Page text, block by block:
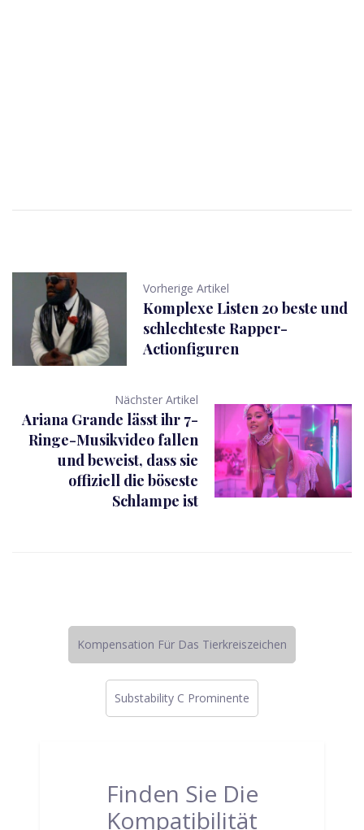
Vorherige Artikel
Komplexe Listen 20 beste und
schlechteste Rapper-
Actionfiguren
Nächster Artikel
Ariana Grande lässt ihr 7-
Ringe-Musikvideo fallen
und beweist, dass sie
offiziell die böseste
Schlampe ist
Kompensation Für Das Tierkreiszeichen
Substability C Prominente
Finden Sie Die
Kompatibilität